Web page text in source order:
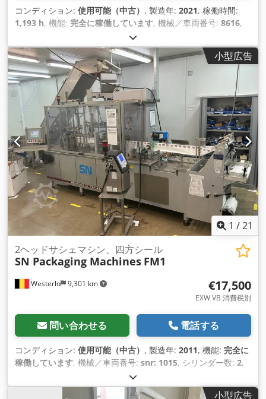
コンディション: 使用可能（中古） , 製造年: 2021, 稼働時間:
1,193 h, 機能: 完全に稼働しています, 機械／車両番号: 8616,
, これまでの所有者数:
力周波数:50 ヘルツ, 印刷ヘッドの数:1, 空気圧:6 バー, 制御電
圧:24 V, 定格出力:8.1 キロワット (11.01 馬力), ふるい面積:
260,000 mm², ふるいの穿孔:7 mm, 必要高さ:
, 設
置スペース要件 長さ: 6,000 mm, 必要幅:
, 制御方
PLC制御, デジタルディスプレイの数: , 生産能力:14,500
単位/時 , 装備:CEマーキング, 銘板あり, 非常停止,
小型広告
1 /21
Westerlo 9,301 km
2ヘッドサシェマシン、四方シール
SN Packaging Machines FM1
€17,500
EXW VB 消費税別
問い合わせる 電話する
コンディション: 使用可能（中古） , 製造年: 2011, 機能: 完全に
稼働しています, 機械／車両番号: snr: 1015, シリンダー数: 2,
, これまでの所有者数:
400 V, 入力周波数:50 ヘルツ, 印刷ヘッドの数:1, 空気圧:6 バ
小型広告